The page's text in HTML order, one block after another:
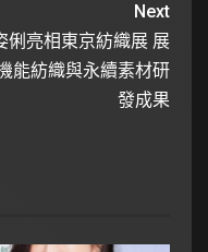
Next
俐亮相東京紡織展 展
能紡織與永續素材研
發成果